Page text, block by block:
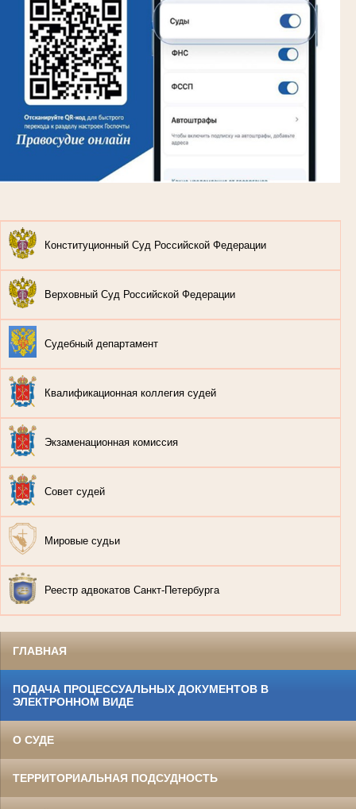
Конституционный Суд Российской Федерации
Верховный Суд Российской Федерации
Судебный департамент
Квалификационная коллегия судей
Экзаменационная комиссия
Совет судей
Мировые судьи
Реестр адвокатов Санкт-Петербурга
ГЛАВНАЯ
ПОДАЧА ПРОЦЕССУАЛЬНЫХ ДОКУМЕНТОВ В
ЭЛЕКТРОННОМ ВИДЕ
О СУДЕ
ТЕРРИТОРИАЛЬНАЯ ПОДСУДНОСТЬ